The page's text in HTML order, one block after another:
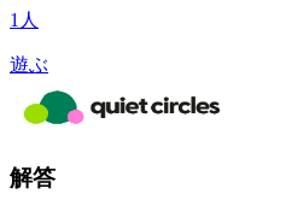
1人
遊ぶ
解答